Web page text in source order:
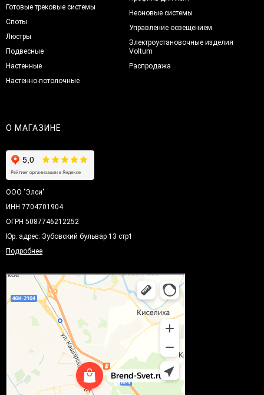
Готовые трековые системы
Споты
Люстры
Подвесные
Настенные
Настенно-потолочные
Неоновые системы
Управление освещением
Электроустановочные изделия
Voltum
Распродажа
О МАГАЗИНЕ
ООО "Элси"
ИНН 7704701904
ОГРН 5087746212252
Юр. адрес: Зубовский бульвар 13 стр1
Подробнее